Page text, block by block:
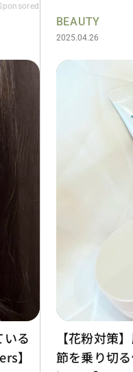
いる
】
BEAUTY
2025.04.26
【花粉対策
節を乗り切